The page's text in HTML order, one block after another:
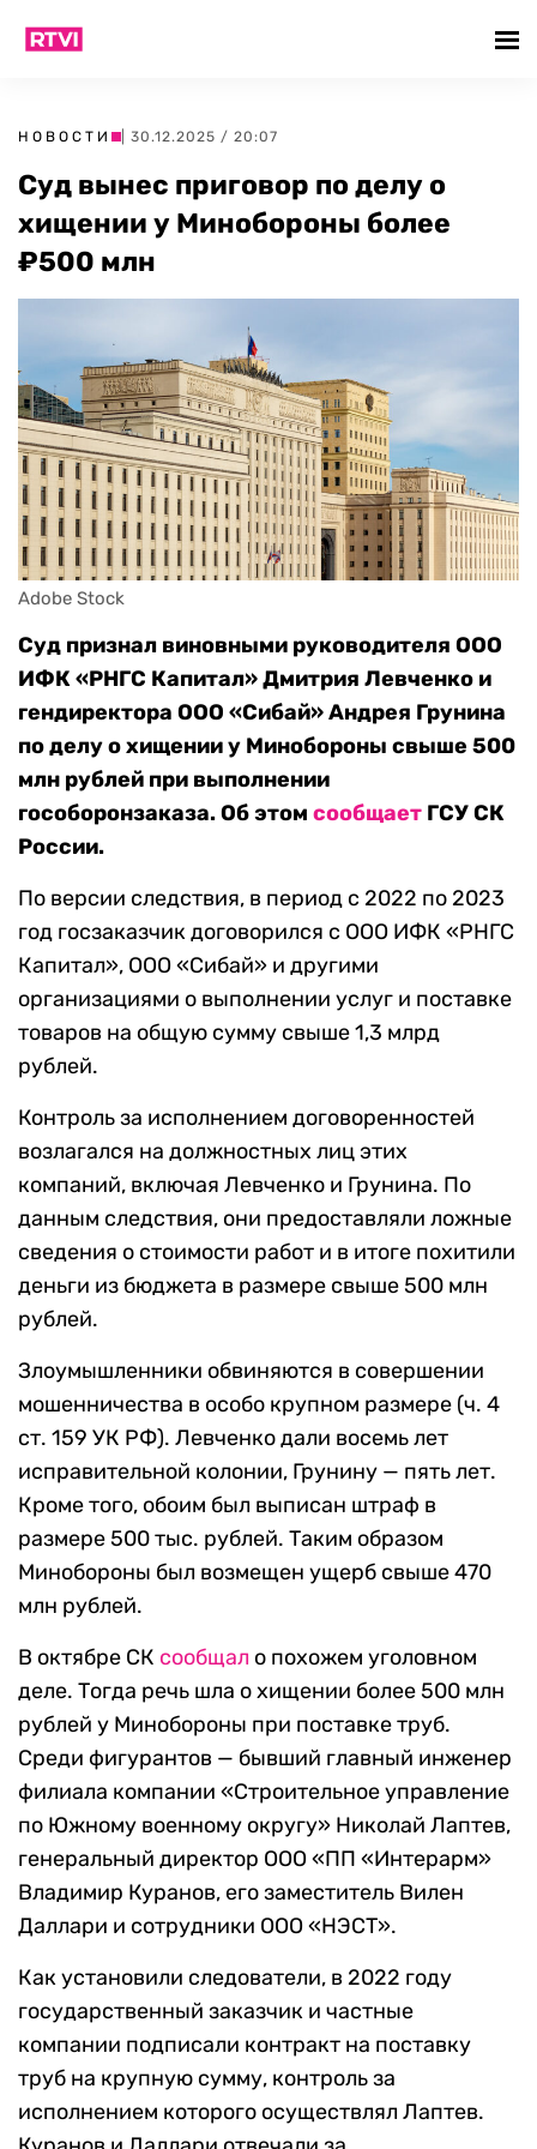
НОВОСТИ | 30.12.2025 / 20:07
Суд вынес приговор по делу о
хищении у Минобороны более
₽500 млн
Adobe Stock
Суд признал виновными руководителя ООО
ИФК «РНГС Капитал» Дмитрия Левченко и
гендиректора ООО «Сибай» Андрея Грунина
по делу о хищении у Минобороны свыше 500
млн рублей при выполнении
гособоронзаказа. Об этом сообщает ГСУ СК
России.
По версии следствия, в период с 2022 по 2023
год госзаказчик договорился с ООО ИФК «РНГС
Капитал», ООО «Сибай» и другими
организациями о выполнении услуг и поставке
товаров на общую сумму свыше 1,3 млрд
рублей.
Контроль за исполнением договоренностей
возлагался на должностных лиц этих
компаний, включая Левченко и Грунина. По
данным следствия, они предоставляли ложные
сведения о стоимости работ и в итоге похитили
деньги из бюджета в размере свыше 500 млн
рублей.
Злоумышленники обвиняются в совершении
мошенничества в особо крупном размере (ч. 4
ст. 159 УК РФ). Левченко дали восемь лет
исправительной колонии, Грунину — пять лет.
Кроме того, обоим был выписан штраф в
размере 500 тыс. рублей. Таким образом
Минобороны был возмещен ущерб свыше 470
млн рублей.
В октябре СК сообщал о похожем уголовном
деле. Тогда речь шла о хищении более 500 млн
рублей у Минобороны при поставке труб.
Среди фигурантов — бывший главный инженер
филиала компании «Строительное управление
по Южному военному округу» Николай Лаптев,
генеральный директор ООО «ПП «Интерарм»
Владимир Куранов, его заместитель Вилен
Даллари и сотрудники ООО «НЭСТ».
Как установили следователи, в 2022 году
государственный заказчик и частные
компании подписали контракт на поставку
труб на крупную сумму, контроль за
исполнением которого осуществлял Лаптев.